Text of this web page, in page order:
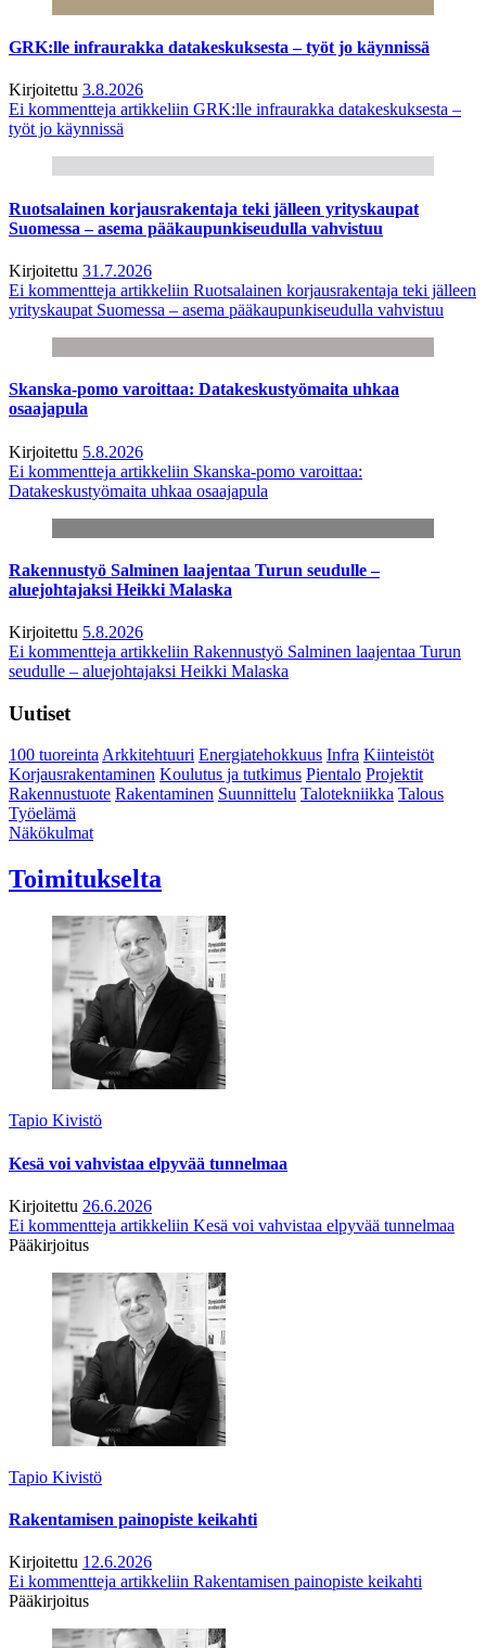
GRK:lle infraurakka datakeskuksesta – työt jo käynnissä
Kirjoitettu 3.8.2026
Ei kommentteja artikkeliin GRK:lle infraurakka datakeskuksesta –
työt jo käynnissä
Ruotsalainen korjausrakentaja teki jälleen yrityskaupat
Suomessa – asema pääkaupunkiseudulla vahvistuu
Kirjoitettu 31.7.2026
Ei kommentteja artikkeliin Ruotsalainen korjausrakentaja teki jälleen
yrityskaupat Suomessa – asema pääkaupunkiseudulla vahvistuu
Skanska-pomo varoittaa: Datakeskustyömaita uhkaa
osaajapula
Kirjoitettu 5.8.2026
Ei kommentteja artikkeliin Skanska-pomo varoittaa:
Datakeskustyömaita uhkaa osaajapula
Rakennustyö Salminen laajentaa Turun seudulle –
aluejohtajaksi Heikki Malaska
Kirjoitettu 5.8.2026
Ei kommentteja artikkeliin Rakennustyö Salminen laajentaa Turun
seudulle – aluejohtajaksi Heikki Malaska
Uutiset
100 tuoreintaArkkitehtuuri Energiatehokkuus Infra Kiinteistöt
Korjausrakentaminen Koulutus ja tutkimus Pientalo Projektit
Rakennustuote Rakentaminen Suunnittelu Talotekniikka Talous
Työelämä
Näkökulmat
Toimitukselta
Tapio Kivistö
Kesä voi vahvistaa elpyvää tunnelmaa
Kirjoitettu 26.6.2026
Ei kommentteja artikkeliin Kesä voi vahvistaa elpyvää tunnelmaa
Pääkirjoitus
Tapio Kivistö
Rakentamisen painopiste keikahti
Kirjoitettu 12.6.2026
Ei kommentteja artikkeliin Rakentamisen painopiste keikahti
Pääkirjoitus